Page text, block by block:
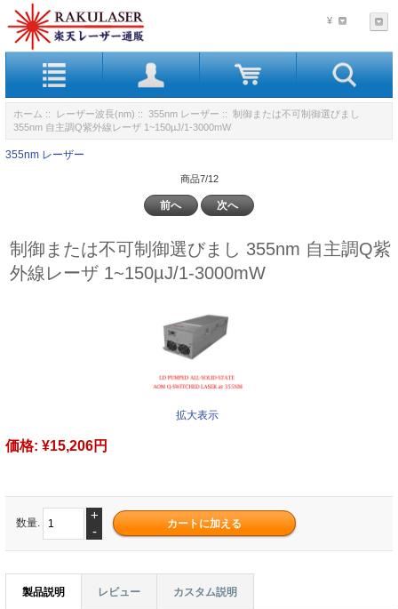
¥
ホーム :: レーザー波長(nm) :: 355nm レーザー :: 制御または不可制御選びまし
355nm 自主調Q紫外線レーザ 1~150µJ/1-3000mW
355nm レーザー
商品7/12
前へ 次へ
制御または不可制御選びまし 355nm 自主調Q紫
外線レーザ 1~150µJ/1-3000mW
拡大表示
価格: ¥15,206円
数量.
+
-
製品説明 レビュー カスタム説明